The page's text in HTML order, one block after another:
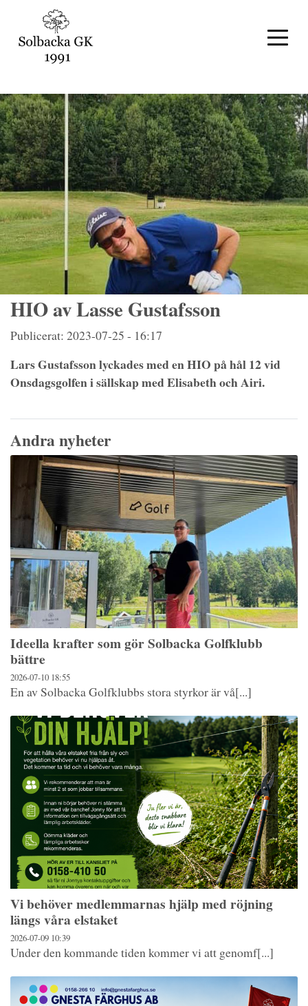
HIO av Lasse Gustafsson
Publicerat: 2023-07-25 - 16:17
Lars Gustafsson lyckades med en HIO på hål 12 vid
Onsdagsgolfen i sällskap med Elisabeth och Airi.
Andra nyheter
Ideella krafter som gör Solbacka Golfklubb
bättre
2026-07-10 18:55
En av Solbacka Golfklubbs stora styrkor är vå[...]
Vi behöver medlemmarnas hjälp med röjning
längs våra elstaket
2026-07-09 10:39
Under den kommande tiden kommer vi att genomf[...]